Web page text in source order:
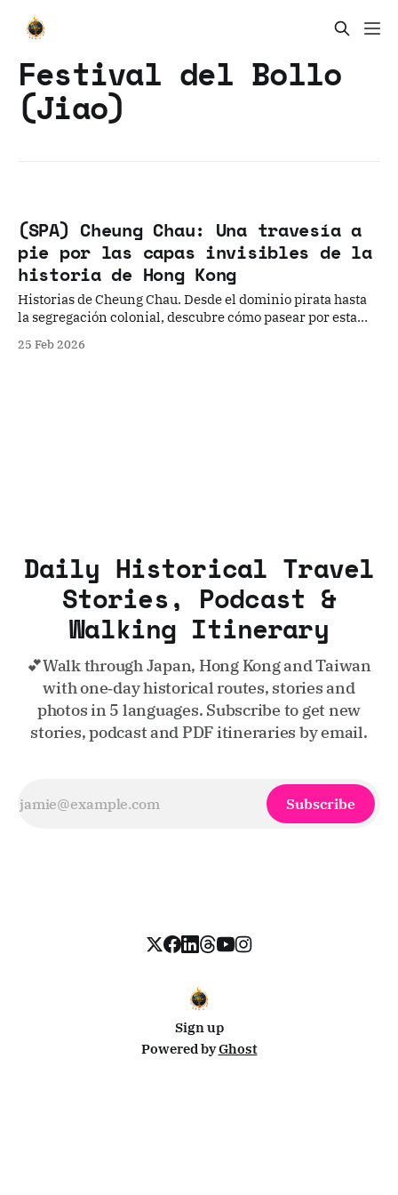
Festival del Bollo
(Jiao)
(SPA) Cheung Chau: Una travesía a
pie por las capas invisibles de la
historia de Hong Kong
Historias de Cheung Chau. Desde el dominio pirata hasta
la segregación colonial, descubre cómo pasear por esta
25 Feb 2026
Daily Historical Travel
Stories, Podcast &
Walking Itinerary
💕Walk through Japan, Hong Kong and Taiwan
with one‑day historical routes, stories and
photos in 5 languages. Subscribe to get new
stories, podcast and PDF itineraries by email.
Subscribe
Sign up
Powered byGhost